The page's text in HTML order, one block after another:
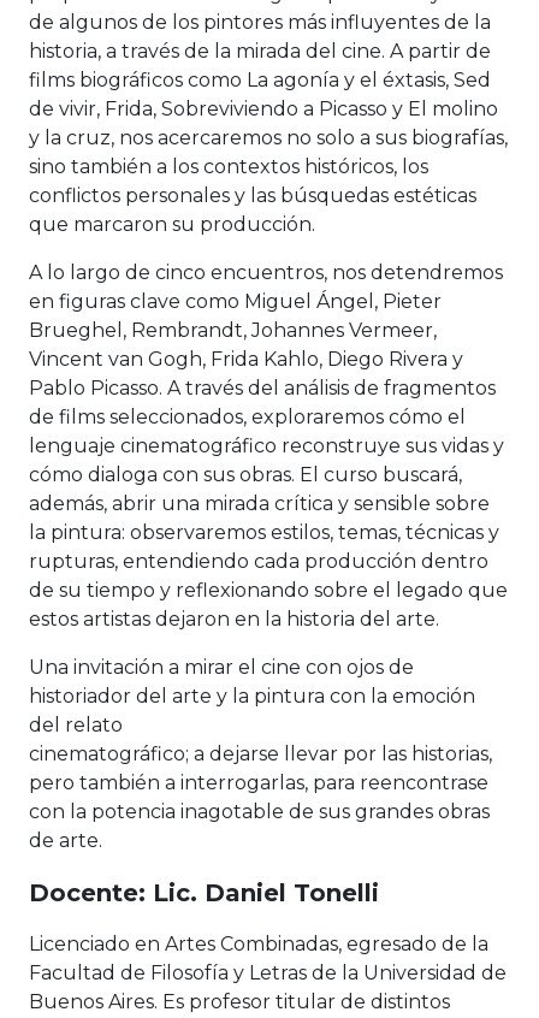
de algunos de los pintores más influyentes de la
historia, a través de la mirada del cine. A partir de
films biográficos como La agonía y el éxtasis, Sed
de vivir, Frida, Sobreviviendo a Picasso y El molino
y la cruz, nos acercaremos no solo a sus biografías,
sino también a los contextos históricos, los
conflictos personales y las búsquedas estéticas
que marcaron su producción.
A lo largo de cinco encuentros, nos detendremos
en figuras clave como Miguel Ángel, Pieter
Brueghel, Rembrandt, Johannes Vermeer,
Vincent van Gogh, Frida Kahlo, Diego Rivera y
Pablo Picasso. A través del análisis de fragmentos
de films seleccionados, exploraremos cómo el
lenguaje cinematográfico reconstruye sus vidas y
cómo dialoga con sus obras. El curso buscará,
además, abrir una mirada crítica y sensible sobre
la pintura: observaremos estilos, temas, técnicas y
rupturas, entendiendo cada producción dentro
de su tiempo y reflexionando sobre el legado que
estos artistas dejaron en la historia del arte.
Una invitación a mirar el cine con ojos de
historiador del arte y la pintura con la emoción
del relato
cinematográfico; a dejarse llevar por las historias,
pero también a interrogarlas, para reencontrase
con la potencia inagotable de sus grandes obras
de arte.
Docente: Lic. Daniel Tonelli
Licenciado en Artes Combinadas, egresado de la
Facultad de Filosofía y Letras de la Universidad de
Buenos Aires. Es profesor titular de distintos